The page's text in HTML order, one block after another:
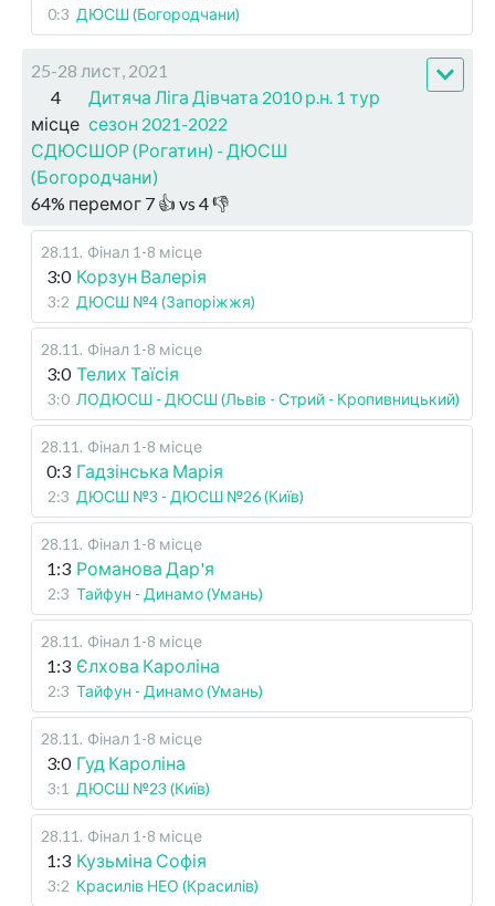
0:3 ДЮСШ (Богородчани)
25-28 лист, 2021
4
місце
Дитяча Ліга Дівчата 2010 р.н. 1 тур
сезон 2021-2022
СДЮСШОР (Рогатин) - ДЮСШ
(Богородчани)
64% перемог 7 👍 vs 4👎
28.11 . Фінал 1-8 місце
3:0 Корзун Валерія
3:2 ДЮСШ №4 (Запоріжжя)
28.11 . Фінал 1-8 місце
3:0 Телих Таїсія
3:0 ЛОДЮСШ - ДЮСШ (Львів - Стрий - Кропивницький)
28.11 . Фінал 1-8 місце
0:3 Гадзінська Марія
2:3 ДЮСШ №3 - ДЮСШ №26 (Київ)
28.11 . Фінал 1-8 місце
1:3 Романова Дар'я
2:3 Тайфун - Динамо (Умань)
28.11 . Фінал 1-8 місце
1:3 Єлхова Кароліна
2:3 Тайфун - Динамо (Умань)
28.11 . Фінал 1-8 місце
3:0 Гуд Кароліна
3:1 ДЮСШ №23 (Київ)
28.11 . Фінал 1-8 місце
1:3 Кузьміна Софія
3:2 Красилів НЕО (Красилів)